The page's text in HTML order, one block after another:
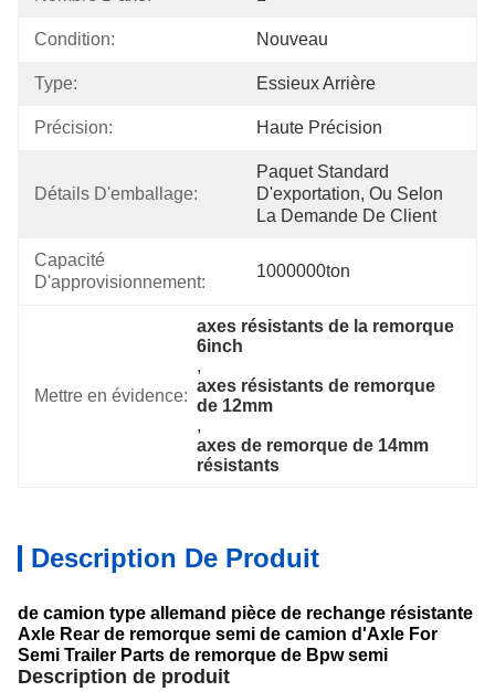
Condition: Nouveau
Type: Essieux Arrière
Précision: Haute Précision
Détails D'emballage:
Paquet Standard
D'exportation, Ou Selon
La Demande De Client
Capacité
D'approvisionnement:
1000000ton
Mettre en évidence:
axes résistants de la remorque
6inch
,
axes résistants de remorque
de 12mm
,
axes de remorque de 14mm
résistants
Description De Produit
de camion type allemand pièce de rechange résistante
Axle Rear de remorque semi de camion d'Axle For
Semi Trailer Parts de remorque de Bpw semi
Description de produit